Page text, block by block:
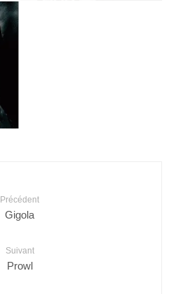
Précédent
Gigola
Suivant
Prowl